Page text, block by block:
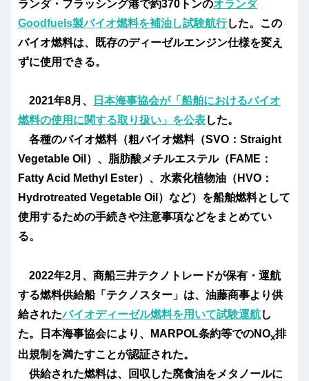
ランダ・フラッシング港で約370トンのオランダ
Goodfuels製バイオ燃料を補油し試験航行した。この
バイオ燃料は、既存のディーゼルエンジン仕様を変え
ずに使用できる。
2021年8月、
日本海事協会が「船舶におけるバイオ
燃料の使用に関する取り扱い」を公表した。
各種のバイオ燃料（粗バイオ燃料（SVO：Straight
Vegetable Oil）、脂肪酸メチルエステル（FAME：
Fatty Acid Methyl Ester）、水素化植物油（HVO：
Hydrotreated Vegetable Oil）など）を船舶燃料として
使用するための手続きや注意事項などをまとめてい
る。
2022年2月、商船三井テクノトレードが保有・運航
する燃料供給船「テクノスター」は、油藤商事より供
給されたバイオディーゼル燃料を用いて試験運航し
た。日本海事協会により、MARPOL条約等でのNOx排
出規制を満たすことが認証された。
供給された燃料は、回収した廃食油をメタノールに